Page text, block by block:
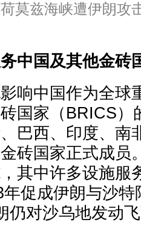
莫兹海峡遭伊朗攻
中国及其他金砖
响中国作为全球
国家（BRICS）
巴西、印度、南
砖国家正式成员
其中许多设施服
促成伊朗与沙
仍对沙乌地发动